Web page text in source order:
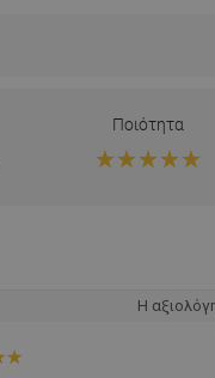
Ποιότητα
Η